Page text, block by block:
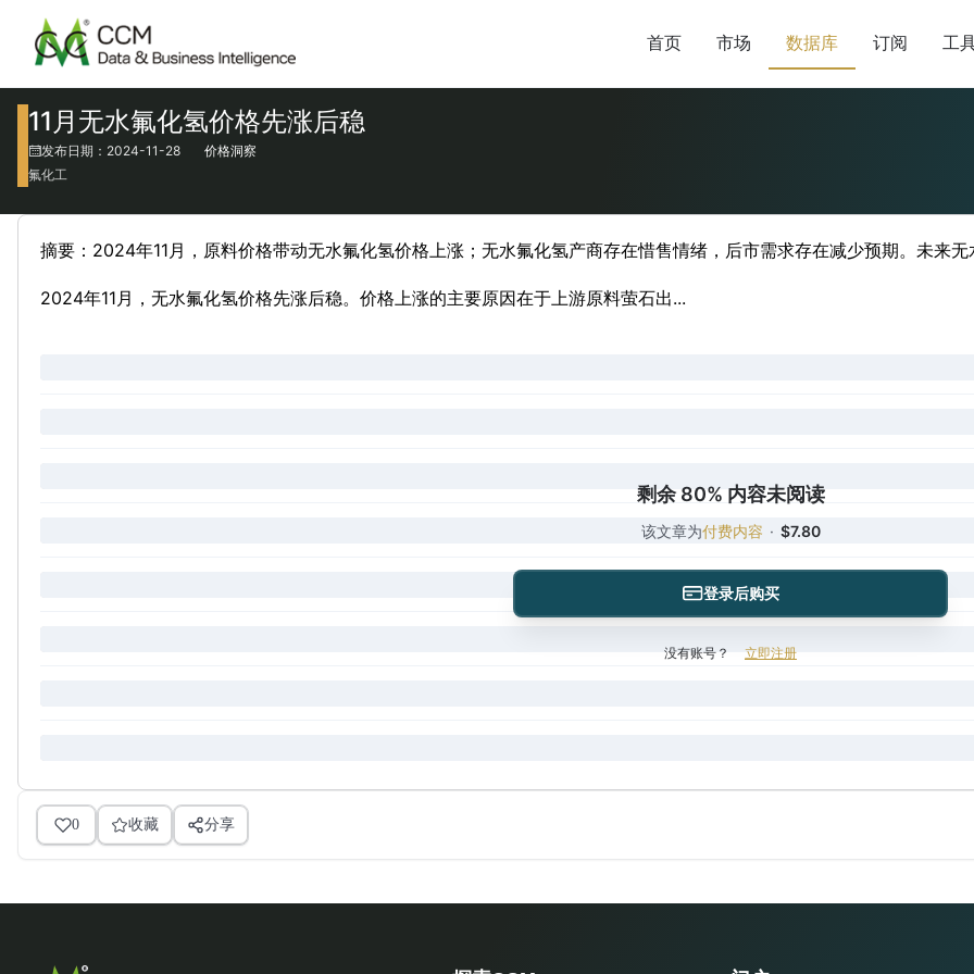
首页 市场 数据库 订阅 工
11月无水氟化氢价格先涨后稳
发布日期：2024-11-28
价格洞察
氟化工
摘要：2024年11月，原料价格带动无水氟化氢价格上涨；无水氟化氢产商存在惜售情绪，后市需求存在减少预期。未来
2024年11月，无水氟化氢价格先涨后稳。价格上涨的主要原因在于上游原料萤石出...
剩余 80% 内容未阅读
该文章为付费内容 · $7.80
登录后购买
没有账号？ 立即注册
0 收藏 分享